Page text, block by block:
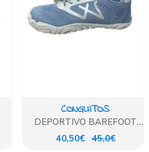
CONGUITOS
DEPORTIVO BAREFOOT
CASUAL AZUL
40,50€ 45,0€